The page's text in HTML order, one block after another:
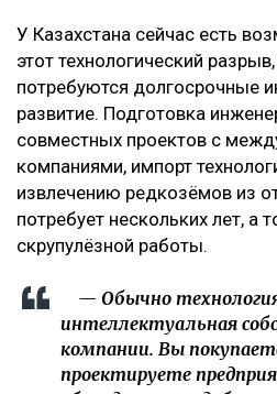
У Казахстана сейчас есть
этот технологический
потребуются долгосрочные
развитие. Подготовка
совместных проектов с
компаниями, импорт
извлечению редкозёмов из
потребует нескольких лет, а
скрупулёзной работы.
— Обычно
интеллектуальная
компании. Вы
проектируете